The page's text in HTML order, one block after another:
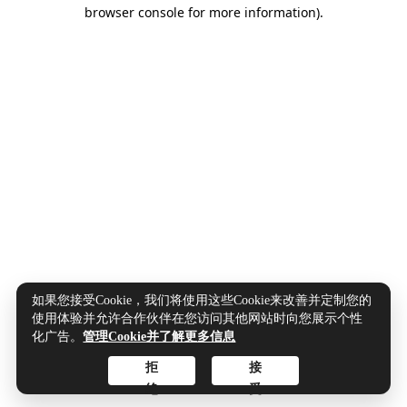
browser console for more information).
如果您接受Cookie，我们将使用这些Cookie来改善并定制您的
使用体验并允许合作伙伴在您访问其他网站时向您展示个性
化广告。管理Cookie并了解更多信息
接
受
拒
绝